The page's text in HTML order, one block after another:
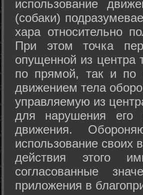
использование
(собаки)
хара относительно
При этом точка
опущенной из центра
по прямой, так и по
движением тела
управляемую из
для нарушения его
движения.
использование своих
действия этого
согласованные
приложения в